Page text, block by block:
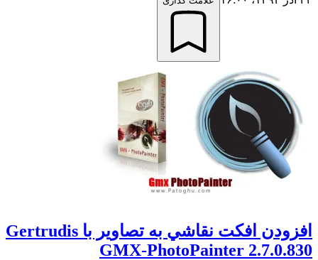
افزودن افکت نقاشي به تصاوير با Gertrudis
GMX-PhotoPainter